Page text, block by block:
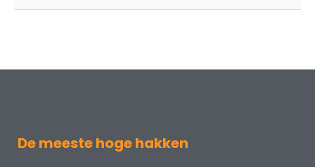
De meeste hoge hakken